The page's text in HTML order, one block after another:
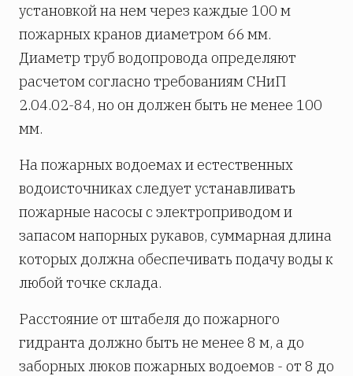
установкой на нем через каждые 100 м
пожарных кранов диаметром 66 мм.
Диаметр труб водопровода определяют
расчетом согласно требованиям СНиП
2.04.02-84, но он должен быть не менее 100
мм.
На пожарных водоемах и естественных
водоисточниках следует устанавливать
пожарные насосы с электроприводом и
запасом напорных рукавов, суммарная длина
которых должна обеспечивать подачу воды к
любой точке склада.
Расстояние от штабеля до пожарного
гидранта должно быть не менее 8 м, а до
заборных люков пожарных водоемов - от 8 до